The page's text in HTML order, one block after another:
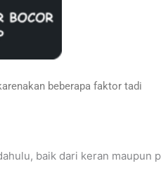
beberapa faktor tadi
baik dari keran maupun